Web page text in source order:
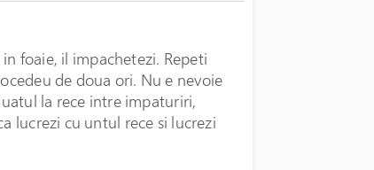
foaie, il impachetezi. Repeti
de doua ori. Nu e nevoie
la rece intre impaturiri,
lucrezi cu untul rece si lucrezi